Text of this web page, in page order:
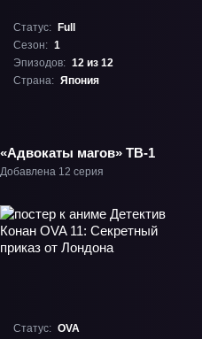
Статус:
Full
Сезон: 1
Эпизодов: 12 из 12
Страна: Япония
«Адвокаты магов» ТВ-1
Добавлена 12 серия
Статус: OVA